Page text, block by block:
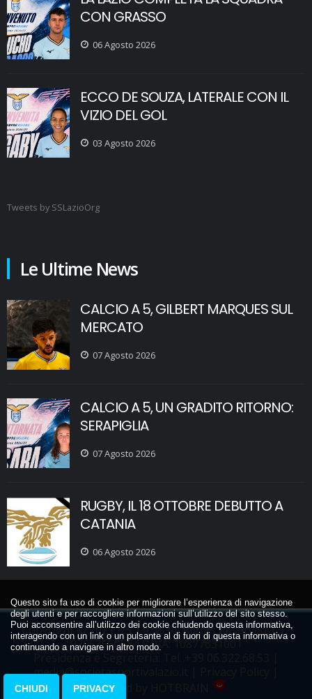
CON GRASSO
06 Agosto 2026
ECCO DE SOUZA, LATERALE CON IL
VIZIO DEL GOL
03 Agosto 2026
Tweets by SSLazioOrg
Le Ultime News
CALCIO A 5, GILBERT MARQUES SUL
MERCATO
07 Agosto 2026
CALCIO A 5, UN GRADITO RITORNO:
SERAPIGLIA
07 Agosto 2026
RUGBY, IL 18 OTTOBRE DEBUTTO A
CATANIA
06 Agosto 2026
Questo sito fa uso di cookie per migliorare l’esperienza di navigazione
degli utenti e per raccogliere informazioni sull’utilizzo del sito stesso.
Puoi acconsentire all’utilizzo dei cookie chiudendo questa informativa,
interagendo con un link o un pulsante al di fuori di questa informativa o
continuando a navigare in altro modo.
CHIUDI PRIVACY
Copyright © 2021 S.S. Lazio All Rights Reserved. C.F.:
97053550584 P.IVA: 10877631001
media@societasportivalazio.it
Powered by HOTBRAIN